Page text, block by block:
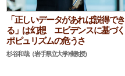
「正しいデータがあれば説得でき
る」は幻想 エビデンスに基づく
ポピュリズムの危うさ
杉谷和哉（岩手県立大学准教授）